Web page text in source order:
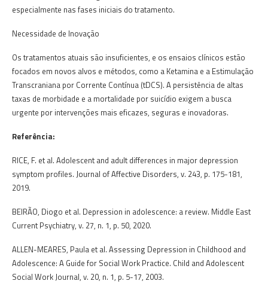
especialmente nas fases iniciais do tratamento.
Necessidade de Inovação
Os tratamentos atuais são insuficientes, e os ensaios clínicos estão
focados em novos alvos e métodos, como a Ketamina e a Estimulação
Transcraniana por Corrente Contínua (tDCS). A persistência de altas
taxas de morbidade e a mortalidade por suicídio exigem a busca
urgente por intervenções mais eficazes, seguras e inovadoras.
Referência:
RICE, F. et al. Adolescent and adult differences in major depression
symptom profiles. Journal of Affective Disorders, v. 243, p. 175-181,
2019.
BEIRÃO, Diogo et al. Depression in adolescence: a review. Middle East
Current Psychiatry, v. 27, n. 1, p. 50, 2020.
ALLEN-MEARES, Paula et al. Assessing Depression in Childhood and
Adolescence: A Guide for Social Work Practice. Child and Adolescent
Social Work Journal, v. 20, n. 1, p. 5-17, 2003.